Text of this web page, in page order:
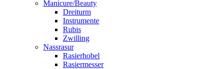
Manicure/Beauty
Dreiturm
Instrumente
Rubis
Zwilling
Nassrasur
Rasierhobel
Rasiermesser